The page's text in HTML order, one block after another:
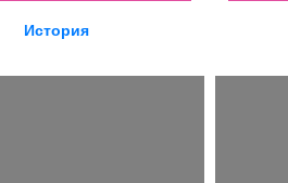
История